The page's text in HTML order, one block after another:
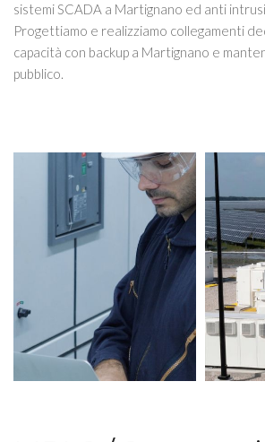
sistemi SCADA a Martignano ed anti
Progettiamo e realizziamo collegamenti
capacità con backup a Martignano e
pubblico.